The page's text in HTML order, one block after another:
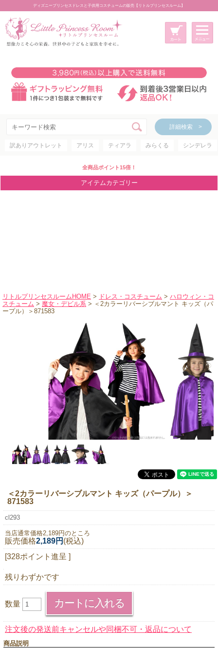
ディズニープリンセスドレスと子供用コスチュームの販売【リトルプリンセスルーム】
詳細検索 >
訳ありアウトレット アリス ティアラ みらくる シンデレラ
全商品ポイント15倍！
アイテムカテゴリー
リトルプリンセスルームHOME > ドレス・コスチューム > ハロウィン・コ
スチューム > 魔女・デビル系 > ＜2カラーリバーシブルマント キッズ（パ
ープル）＞871583
＜2カラーリバーシブルマント キッズ（パープル）＞
871583
cl293
当店通常価格2,189円のところ
販売価格2,189円 (税込)
[328ポイント進呈 ]
残りわずかです
数量
注文後の発送前キャンセルや同梱不可・返品について
商品説明
新規会員登録
マイページ
カート
詳細検索 >
アイテムカテゴリー
ディズニープリンセス
ディズニキャラクター
アウトレット
ショッピングインフォメーション
会社概要
お支払・送料
返品・交換
サイズの測り方
よくあるご質問
レビューを見る
ブログ
当店は持続可能な開発目標「SDGs」を推進しています。
0120-221-040